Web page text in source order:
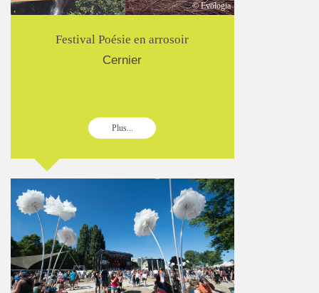
© Evologia
Festival Poésie en arrosoir
Cernier
Plus...